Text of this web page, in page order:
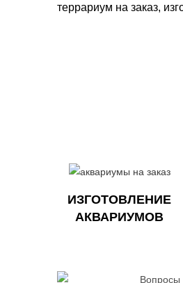
террариум на заказ,
ИЗГОТОВЛЕНИЕ
АКВАРИУМОВ